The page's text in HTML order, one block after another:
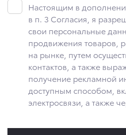
следующие действия: сбор, запись,
накопление, хранение, уточнение
извлечение, использование,
доступ), блокирование, удаление,
данных. Общество обрабатывает
с использованием средств
3. Целью обработки персональных
осуществление взаимодействия
и пользователями сайта.
4. Я даю согласие на передачу моих
третьим лицам, перечень которых
Настоящим в
в п. 3 Согласия, я
свои персональные
продвижения товаров,
на рынке, путем
контактов, а также
получение рекламной
доступным способом,
электросвязи, а также